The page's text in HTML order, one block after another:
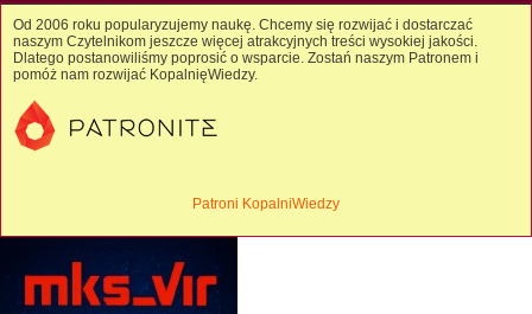
Od 2006 roku popularyzujemy naukę. Chcemy się rozwijać i dostarczać
naszym Czytelnikom jeszcze więcej atrakcyjnych treści wysokiej jakości.
Dlatego postanowiliśmy poprosić o wsparcie. Zostań naszym Patronem i
pomóż nam rozwijać KopalnięWiedzy.
Patroni KopalniWiedzy